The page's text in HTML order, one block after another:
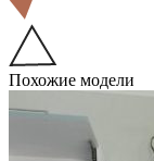
Похожие модели